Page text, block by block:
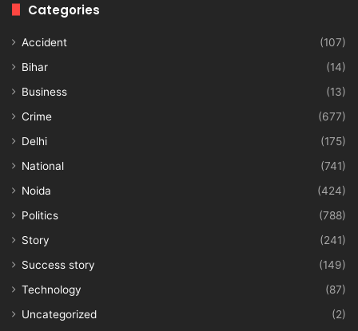
Categories
Accident
(107)
Bihar
(14)
Business
(13)
Crime
(677)
Delhi
(175)
National
(741)
Noida
(424)
Politics
(788)
Story
(241)
Success story
(149)
Technology
(87)
Uncategorized
(2)